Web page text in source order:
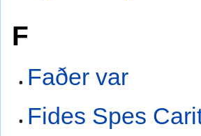
F
Faðer var
Fides Spes